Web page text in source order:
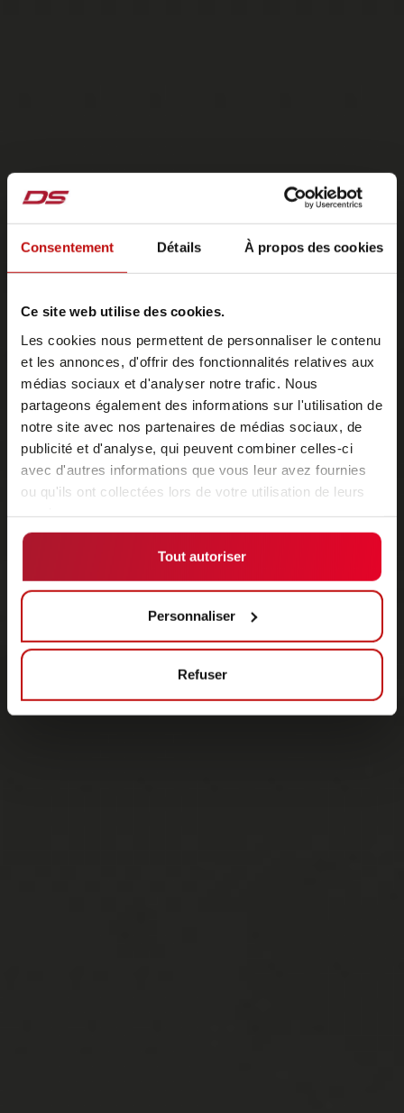
Consentement Détails À propos des cookies
Ce site web utilise des cookies.
Les cookies nous permettent de personnaliser le contenu
et les annonces, d'offrir des fonctionnalités relatives aux
médias sociaux et d'analyser notre trafic. Nous
partageons également des informations sur l'utilisation de
notre site avec nos partenaires de médias sociaux, de
publicité et d'analyse, qui peuvent combiner celles-ci
avec d'autres informations que vous leur avez fournies
ou qu'ils ont collectées lors de votre utilisation de leurs
Tout autoriser
Personnaliser
Refuser